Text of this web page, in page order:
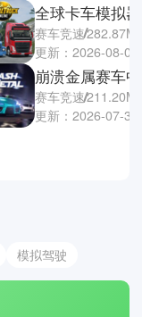
赛车竞速282.87M
更新：2026-08-03
崩溃金属赛车
赛车竞速211.20M
更新：2026-07-30
模拟驾驶